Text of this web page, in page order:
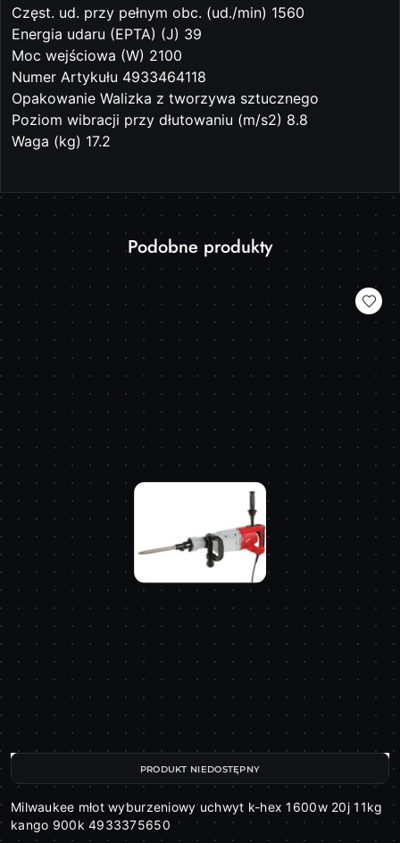
Częst. ud. przy pełnym obc. (ud./min) 1560
Energia udaru (EPTA) (J) 39
Moc wejściowa (W) 2100
Numer Artykułu 4933464118
Opakowanie Walizka z tworzywa sztucznego
Poziom wibracji przy dłutowaniu (m/s2) 8.8
Waga (kg) 17.2
Pomiń karuzelę produktów
Produkty
statusie:
Podobne produkty
Milwaukee młot wyburzeniowy uchwyt k-hex 1600w 20j 11kg
kango 900k 4933375650
PRODUKT NIEDOSTĘPNY